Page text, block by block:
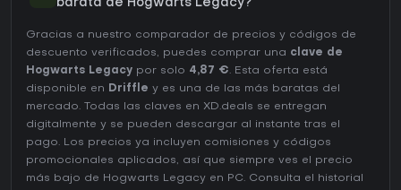
barata de Hogwarts Legacy?
Gracias a nuestro comparador de precios y códigos de
descuento verificados, puedes comprar una clave de
Hogwarts Legacy por solo 4,87 €. Esta oferta está
disponible en Driffle y es una de las más baratas del
mercado. Todas las claves en XD.deals se entregan
digitalmente y se pueden descargar al instante tras el
pago. Los precios ya incluyen comisiones y códigos
promocionales aplicados, así que siempre ves el precio
más bajo de Hogwarts Legacy en PC. Consulta el
historial